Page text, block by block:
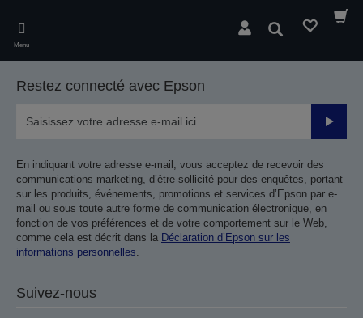
main
content
Menu
Rechercher
Restez connecté avec Epson
Valider
En indiquant votre adresse e-mail, vous acceptez de recevoir des
communications marketing, d’être sollicité pour des enquêtes, portant
sur les produits, événements, promotions et services d’Epson par e-
mail ou sous toute autre forme de communication électronique, en
fonction de vos préférences et de votre comportement sur le Web,
comme cela est décrit dans la Déclaration d’Epson sur les
informations personnelles.
Suivez-nous